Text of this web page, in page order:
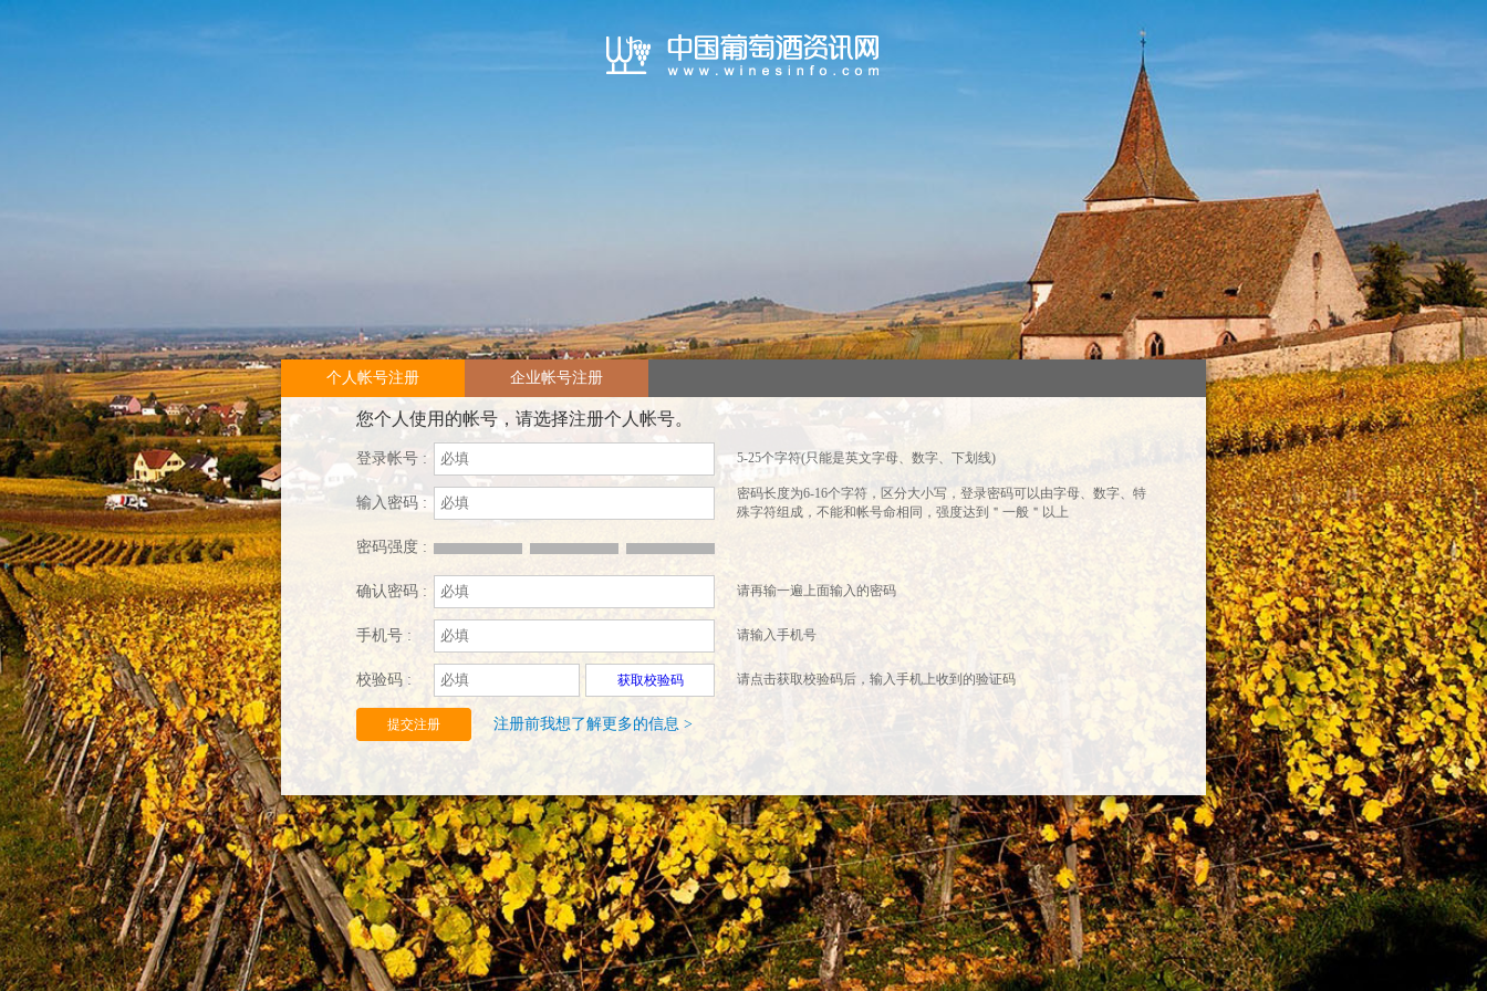
个人帐号注册 企业帐号注册
您个人使用的帐号，请选择注册个人帐号。
登录帐号 : 5-25个字符(只能是英文字母、数字、下划线)
输入密码 :
密码长度为6-16个字符，区分大小写，登录密码可以由字母、数字、特
殊字符组成，不能和帐号命相同，强度达到＂一般＂以上
密码强度 :
确认密码 : 请再输一遍上面输入的密码
手机号 : 请输入手机号
校验码 : 获取校验码 请点击获取校验码后，输入手机上收到的验证码
提交注册 注册前我想了解更多的信息 >